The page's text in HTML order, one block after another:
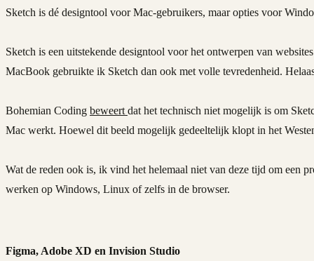
Sketch is dé designtool voor Mac-gebruikers, maar opties voor
Sketch is een uitstekende designtool voor het ontwerpen van
MacBook gebruikte ik Sketch dan ook met volle tevredenheid.
Bohemian Coding beweert dat het technisch niet mogelijk is om
Mac werkt. Hoewel dit beeld mogelijk gedeeltelijk klopt in het
Wat de reden ook is, ik vind het helemaal niet van deze tijd om een
werken op Windows, Linux of zelfs in de browser.
Figma, Adobe XD en Invision Studio